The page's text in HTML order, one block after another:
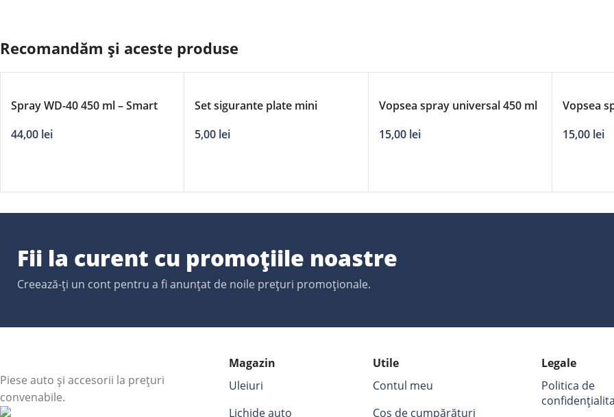
Recomandăm și aceste produse
Spray WD-40 450 ml – Smart
44,00 lei
Set sigurante plate mini
5,00 lei
Vopsea spray universal 450 ml
15,00 lei
Vopsea
15,00 lei
Fii la curent cu promoțiile noastre
Creează-ți un cont pentru a fi anunțat de noile prețuri promoționale.
Piese auto și accesorii la prețuri
convenabile.
Magazin
Uleiuri
Lichide auto
Utile
Contul meu
Coș de cumpărături
Legale
Politica de